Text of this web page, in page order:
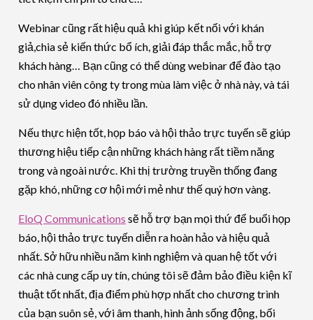
Webinar cũng rất hiệu quả khi giúp kết nối với khán
giả,chia sẻ kiến thức bổ ích, giải đáp thắc mắc, hỗ trợ
khách hàng… Bạn cũng có thể dùng webinar để đào tạo
cho nhân viên công ty trong mùa làm việc ở nhà này, và tái
sử dụng video đó nhiều lần.
Nếu thực hiện tốt, họp báo và hội thảo trực tuyến sẽ giúp
thương hiệu tiếp cận những khách hàng rất tiềm năng
trong và ngoài nước. Khi thị trường truyền thống đang
gặp khó, những cơ hội mới mẻ như thế quý hơn vàng.
EloQ Communications sẽ hỗ trợ bạn mọi thứ để buổi họp
báo, hội thảo trực tuyến diễn ra hoàn hảo và hiệu quả
nhất. Sở hữu nhiều năm kinh nghiệm và quan hệ tốt với
các nhà cung cấp uy tín, chúng tôi sẽ đảm bảo điều kiện kĩ
thuật tốt nhất, địa điểm phù hợp nhất cho chương trình
của bạn suôn sẻ, với âm thanh, hình ảnh sống động, bối